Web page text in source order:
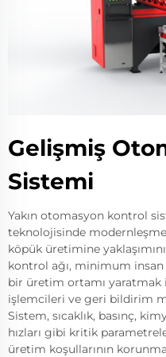
Gelişmiş
Sistemi
Yakın otomasyon kontrol
teknolojisinde
köpük üretimine
kontrol ağı, minimum insan
bir üretim ortamı yaratmak
işlemcileri ve geri bildirim
Sistem, sıcaklık, basınç,
hızları gibi kritik
üretim koşullarının